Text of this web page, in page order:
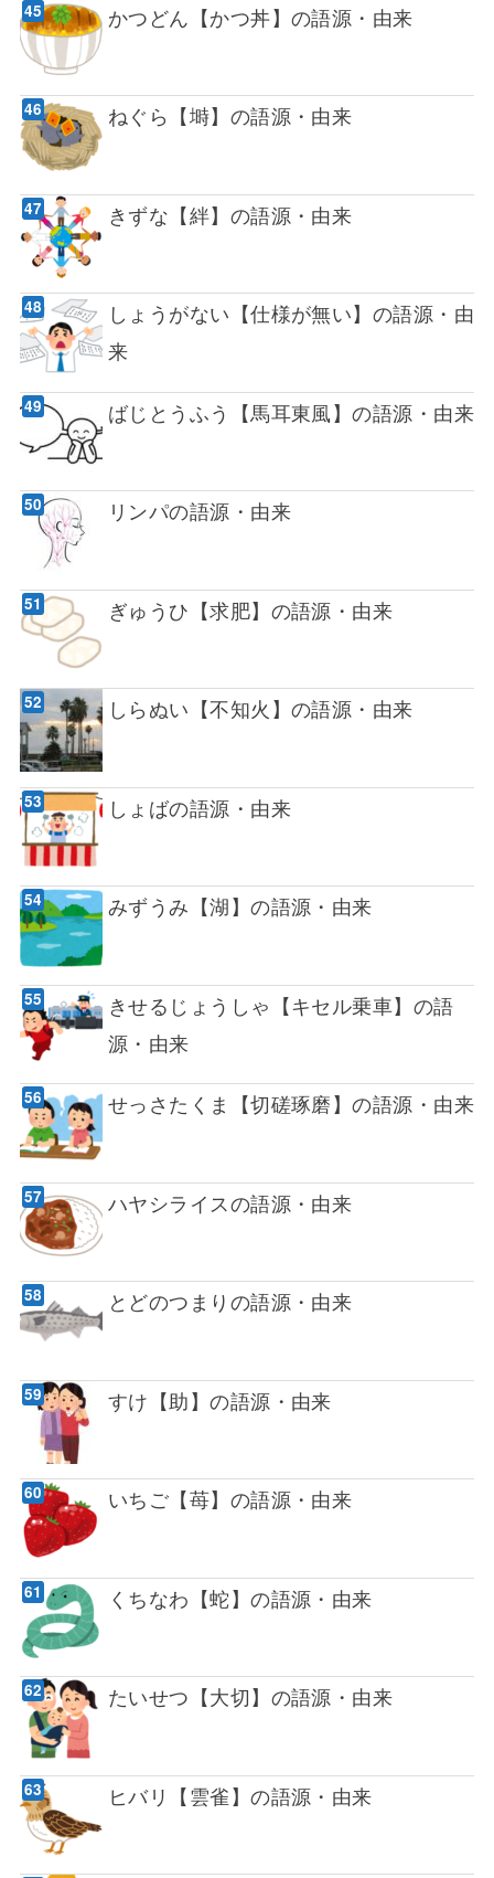
かつどん【かつ丼】の語源・由来
ねぐら【塒】の語源・由来
きずな【絆】の語源・由来
しょうがない【仕様が無い】の語源・由
来
ばじとうふう【馬耳東風】の語源・由来
リンパの語源・由来
ぎゅうひ【求肥】の語源・由来
しらぬい【不知火】の語源・由来
しょばの語源・由来
みずうみ【湖】の語源・由来
きせるじょうしゃ【キセル乗車】の語
源・由来
せっさたくま【切磋琢磨】の語源・由来
ハヤシライスの語源・由来
とどのつまりの語源・由来
すけ【助】の語源・由来
いちご【苺】の語源・由来
くちなわ【蛇】の語源・由来
たいせつ【大切】の語源・由来
ヒバリ【雲雀】の語源・由来